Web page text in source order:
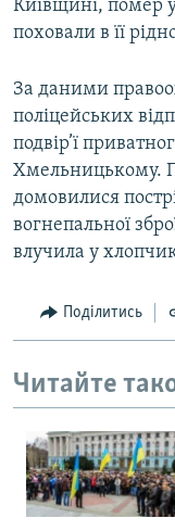
Київщині, помер
поховали в її
За даними
поліцейських
подвір’ї
Хмельницькому.
домовилися
вогнепальної
влучила у
Поділитись
Читайте